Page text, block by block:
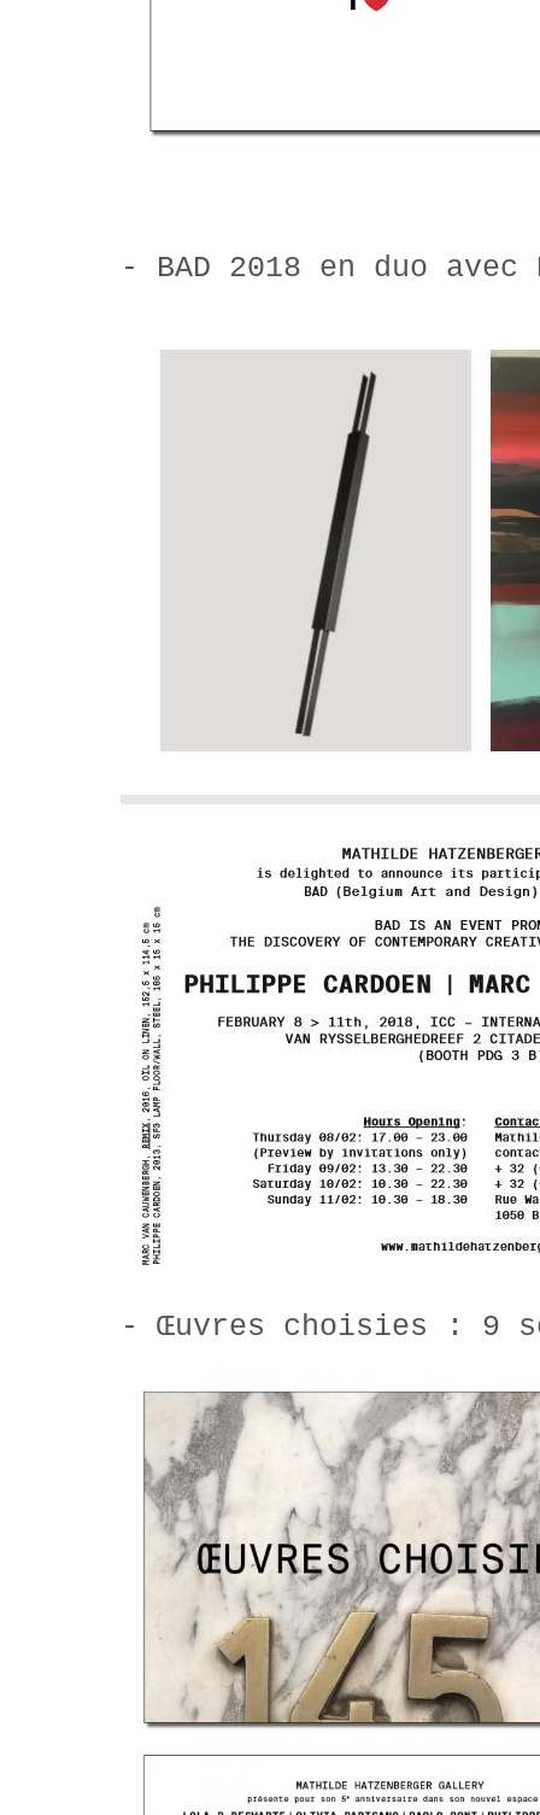
- BAD 2018 en duo
- Œuvres choisies : 9